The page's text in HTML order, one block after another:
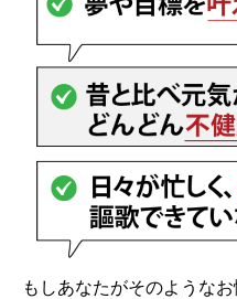
もしあなたがそのような